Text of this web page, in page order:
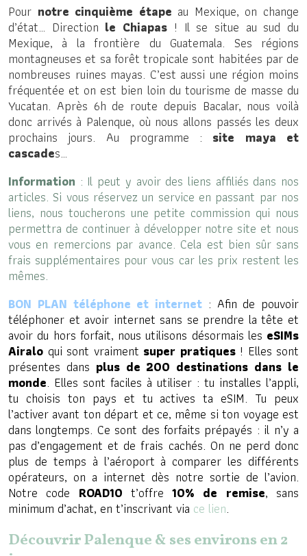
Pour notre cinquième étape au Mexique, on change
d’état… Direction le Chiapas ! Il se situe au sud du
Mexique, à la frontière du Guatemala. Ses régions
montagneuses et sa forêt tropicale sont habitées par de
nombreuses ruines mayas. C’est aussi une région moins
fréquentée et on est bien loin du tourisme de masse du
Yucatan. Après 6h de route depuis Bacalar, nous voilà
donc arrivés à Palenque, où nous allons passés les deux
prochains jours. Au programme : site maya et
cascades…
Information : Il peut y avoir des liens affiliés dans nos
articles. Si vous réservez un service en passant par nos
liens, nous toucherons une petite commission qui nous
permettra de continuer à développer notre site et nous
vous en remercions par avance. Cela est bien sûr sans
frais supplémentaires pour vous car les prix restent les
mêmes.
BON PLAN téléphone et internet : Afin de pouvoir
téléphoner et avoir internet sans se prendre la tête et
avoir du hors forfait, nous utilisons désormais les eSIMs
Airalo qui sont vraiment super pratiques! Elles sont
présentes dans plus de 200 destinations dans le
monde. Elles sont faciles à utiliser : tu installes l’appli,
tu choisis ton pays et tu actives ta eSIM. Tu peux
l’activer avant ton départ et ce, même si ton voyage est
dans longtemps. Ce sont des forfaits prépayés : il n’y a
pas d’engagement et de frais cachés. On ne perd donc
plus de temps à l’aéroport à comparer les différents
opérateurs, on a internet dès notre sortie de l’avion.
Notre code ROAD10 t’offre10% de remise, sans
minimum d’achat, en t’inscrivant via ce lien.
Découvrir Palenque & ses environs en 2